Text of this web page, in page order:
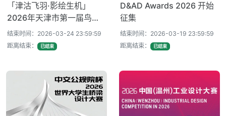
「津沽飞羽·影绘生机」
2026年天津市第一届鸟类
保护短视频大赛
结束时间：2026-03-24 23:59:59
距离结束：
已结束
D&AD Awards 2026 开始
征集
结束时间：2026-03-19 23:59:59
距离结束：
已结束